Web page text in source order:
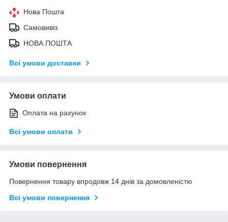
Нова Пошта
Самовивіз
НОВА ПОШТА
Всі умови доставки
Умови оплати
Оплата на рахунок
Всі умови оплати
Умови повернення
Повернення товару впродовж 14 днів за домовленістю
Всі умови повернення